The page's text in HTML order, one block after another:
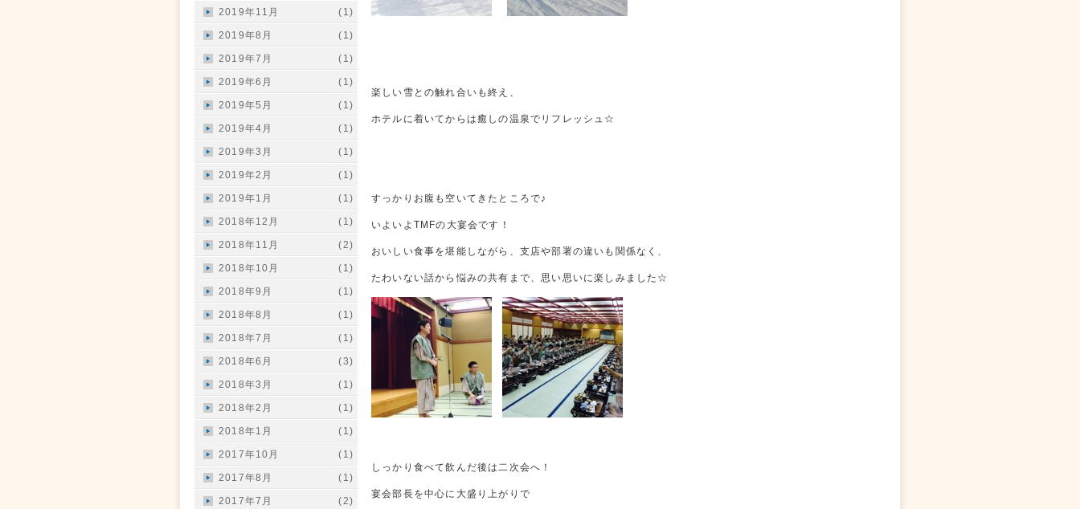
楽しい雪との触れ合いも終え、
ホテルに着いてからは癒しの温泉でリフレッシュ☆
すっかりお腹も空いてきたところで♪
いよいよTMFの大宴会です！
おいしい食事を堪能しながら、支店や部署の違いも関係なく、
たわいない話から悩みの共有まで、思い思いに楽しみました☆
しっかり食べて飲んだ後は二次会へ！
宴会部長を中心に大盛り上がりで
2019年11月 (1)
2019年8月 (1)
2019年7月 (1)
2019年6月 (1)
2019年5月 (1)
2019年4月 (1)
2019年3月 (1)
2019年2月 (1)
2019年1月 (1)
2018年12月 (1)
2018年11月 (2)
2018年10月 (1)
2018年9月 (1)
2018年8月 (1)
2018年7月 (1)
2018年6月 (3)
2018年3月 (1)
2018年2月 (1)
2018年1月 (1)
2017年10月 (1)
2017年8月 (1)
2017年7月 (2)